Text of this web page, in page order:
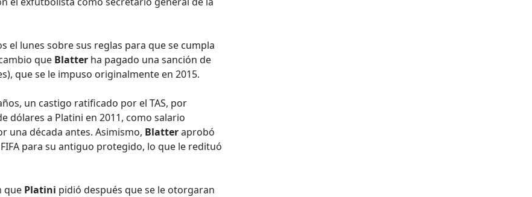
el lunes sobre sus reglas para que se cumpla
que Blatter ha pagado una sanción de
que se le impuso originalmente en 2015.
un castigo ratificado por el TAS, por
dólares a Platini en 2011, como salario
una década antes. Asimismo, Blatteraprobó
para su antiguo protegido, lo que le redituó
que Platini pidió después que se le otorgaran